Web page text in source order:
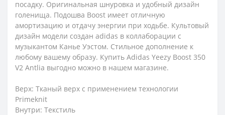
посадку. Оригинальная шнуровка и удобный дизайн
голенища. Подошва Boost имеет отличную
амортизацию и отдачу энергии при ходьбе. Культовый
дизайн модели создан adidas в коллаборации с
музыкантом Канье Уэстом. Стильное дополнение к
любому вашему образу. Купить Adidas Yееzy Boost 350
V2 Antlia выгодно можно в нашем магазине.
Верх: Тканый верх с применением технологии
Primeknit
Внутри: Текстиль